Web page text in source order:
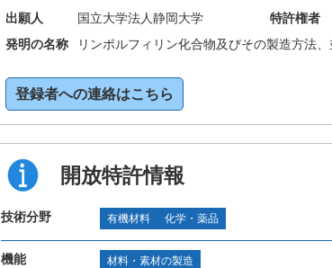
出願人
国立大学法人静岡大学 特許権者
発明の名称
リンポルフィリン化合物及びその製造方法
登録者への連絡はこちら
開放特許情報
技術分野 有機材料 化学・薬品
機能 材料・素材の製造